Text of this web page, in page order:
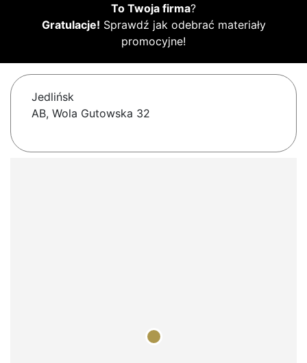
To Twoja firma?
Gratulacje! Sprawdź jak odebrać materiały
promocyjne!
Jedlińsk
AB, Wola Gutowska 32